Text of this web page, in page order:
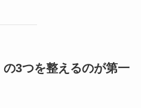
の3つを整えるのが第一